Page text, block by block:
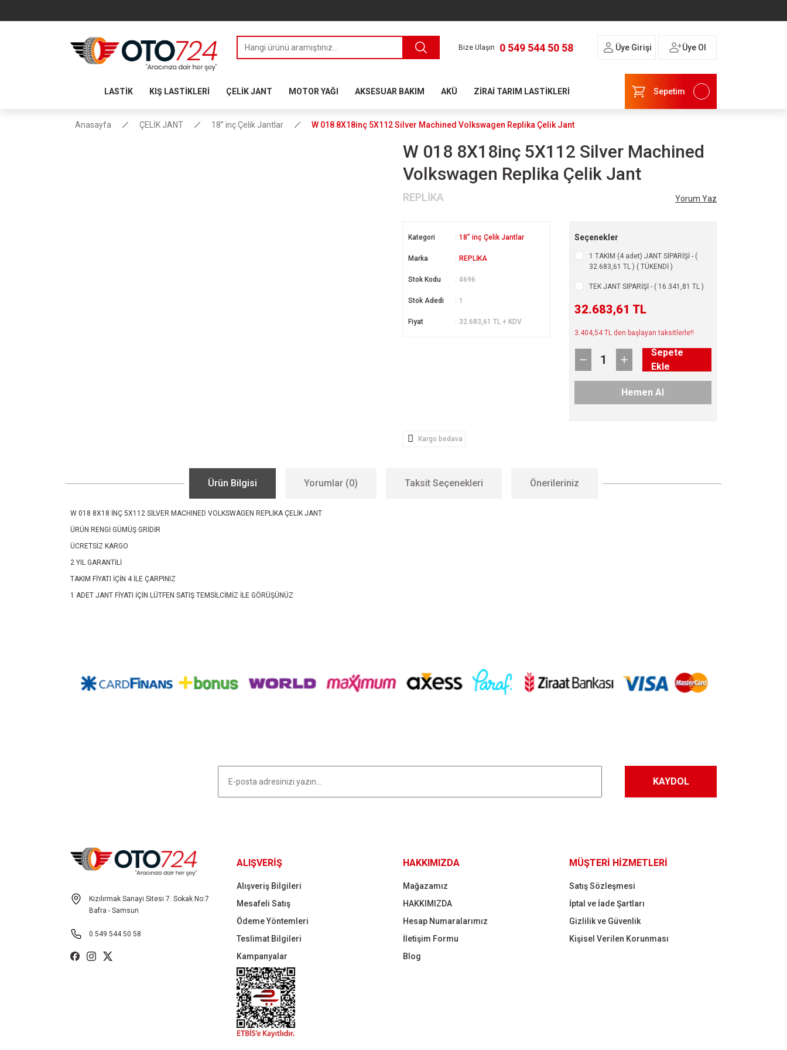
Bize Ulaşın 0 549 544 50 58 Üye Girişi Üye Ol
LASTİK KIŞ LASTİKLERİ ÇELİK JANT MOTOR YAĞI AKSESUAR BAKIM AKÜ ZİRAİ TARIM LASTİKLERİ Sepetim
Anasayfa ÇELİK JANT 18” inç Çelik Jantlar W 018 8X18inç 5X112 Silver Machined Volkswagen Replika Çelik Jant
W 018 8X18inç 5X112 Silver Machined
Volkswagen Replika Çelik Jant
REPLİKA Yorum Yaz
Kategori 18” inç Çelik Jantlar
Marka REPLİKA
Stok Kodu 4696
Stok Adedi 1
Fiyat 32.683,61 TL + KDV
Seçenekler
1 TAKIM (4 adet) JANT SİPARİŞİ - (
32.683,61 TL ) ( TÜKENDİ )
TEK JANT SİPARİŞİ - ( 16.341,81 TL )
32.683,61 TL
3.404,54 TL den başlayan taksitlerle!!
Sepete
Ekle
Hemen Al
Kargo bedava
Ürün Bilgisi Yorumlar (0) Taksit Seçenekleri Önerileriniz
W 018 8X18 İNÇ 5X112 SİLVER MACHINED VOLKSWAGEN REPLİKA ÇELİK JANT
ÜRÜN RENGİ GÜMÜŞ GRİDİR
ÜCRETSİZ KARGO
2 YIL GARANTİLİ
TAKIM FİYATI İÇİN 4 İLE ÇARPINIZ
1 ADET JANT FİYATI İÇİN LÜTFEN SATIŞ TEMSİLCİMİZ İLE GÖRÜŞÜNÜZ
Yorum Yaz
Ürün açıklamasında eksik bilgiler bulunuyor.
KAYDOL
Kızılırmak Sanayi Sitesi 7. Sokak No:7
Bafra - Samsun
0 549 544 50 58
ALIŞVERİŞ
Alışveriş Bilgileri
Mesafeli Satış
Ödeme Yöntemleri
Teslimat Bilgileri
Kampanyalar
HAKKIMIZDA
Mağazamız
HAKKIMIZDA
Hesap Numaralarımız
İletişim Formu
Blog
MÜŞTERİ HİZMETLERİ
Satış Sözleşmesi
İptal ve İade Şartları
Gizlilik ve Güvenlik
Kişisel Verilen Korunması